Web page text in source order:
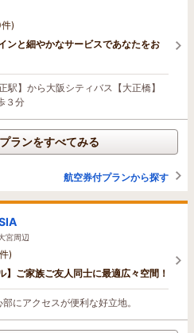
)
ンと細やかなサービスであなたをお
】から大阪シティバス【大正橋】
３分
ランをすべてみる
航空券付プランから探す
宮周辺
)
】ご家族ご友人同士に最適広々空間！
にアクセスが便利な好立地。